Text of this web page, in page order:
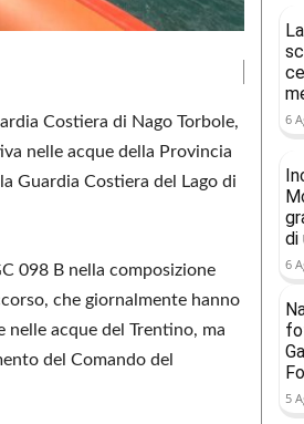
Costiera di Nago Torbole,
nelle acque della Provincia
Guardia Costiera del Lago di
098 B nella composizione
che giornalmente hanno
acque del Trentino, ma
del Comando del
6
di
6
5